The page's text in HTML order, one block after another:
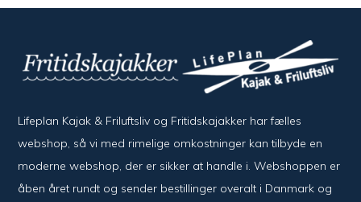
Lifeplan Kajak & Friluftsliv og Fritidskajakker har fælles
webshop, så vi med rimelige omkostninger kan tilbyde en
moderne webshop, der er sikker at handle i. Webshoppen er
åben året rundt og sender bestillinger overalt i Danmark og